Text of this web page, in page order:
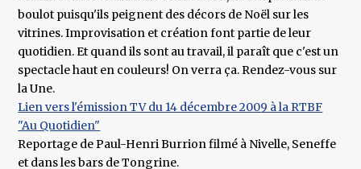
boulot puisqu'ils peignent des décors de Noël sur les
vitrines. Improvisation et création font partie de leur
quotidien. Et quand ils sont au travail, il paraît que c'est un
spectacle haut en couleurs! On verra ça. Rendez-vous sur
la Une.
Lien vers l'émission TV du 14 décembre 2009 à la RTBF
"Au Quotidien"
Reportage de Paul-Henri Burrion filmé à Nivelle, Seneffe
et dans les bars de Tongrine.